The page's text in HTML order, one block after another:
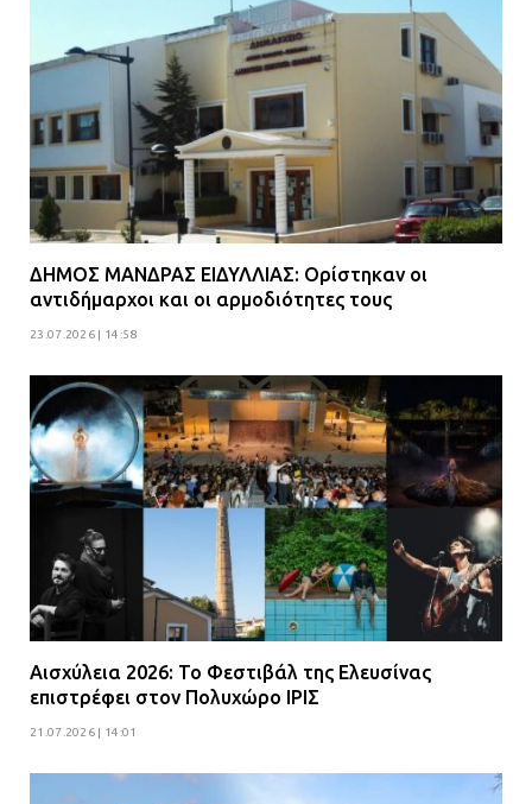
ΔΗΜΟΣ ΜΑΝΔΡΑΣ ΕΙΔΥΛΛΙΑΣ: Ορίστηκαν οι
αντιδήμαρχοι και οι αρμοδιότητες τους
23.07.2026 | 14:58
Αισχύλεια 2026: Το Φεστιβάλ της Ελευσίνας
επιστρέφει στον Πολυχώρο ΙΡΙΣ
21.07.2026 | 14:01